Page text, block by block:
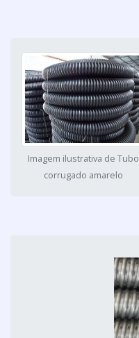
Imagem ilustrativa de Tubo
corrugado amarelo